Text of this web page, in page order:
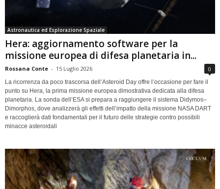
Astronautica ed Esplorazione Spaziale
Hera: aggiornamento software per la
missione europea di difesa planetaria in...
Rossana Conte - 15 Luglio 2026 0
La ricorrenza da poco trascorsa dell’Asteroid Day offre l’occasione per fare il
punto su Hera, la prima missione europea dimostrativa dedicata alla difesa
planetaria. La sonda dell’ESA si prepara a raggiungere il sistema Didymos–
Dimorphos, dove analizzerà gli effetti dell’impatto della missione NASA DART
e raccoglierà dati fondamentali per il futuro delle strategie contro possibili
minacce asteroidali